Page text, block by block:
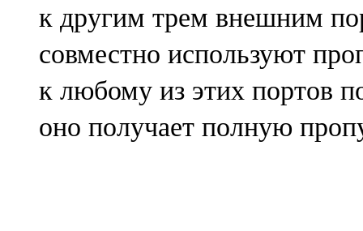
к другим трем внешним
совместно используют
к любому из этих портов
оно получает полную